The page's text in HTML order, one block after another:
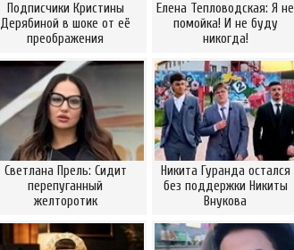
Подписчики Кристины
Дерябиной в шоке от её
преображения
Елена Тепловодская: Я не
помойка! И не буду
никогда!
Светлана Прель: Сидит
перепуганный
желторотик
Никита Гуранда остался
без поддержки Никиты
Внукова